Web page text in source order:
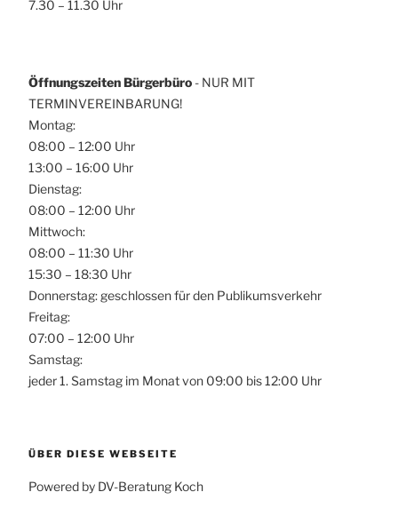
7.30 – 11.30 Uhr
Öffnungszeiten Bürgerbüro - NUR MIT
TERMINVEREINBARUNG!
Montag:
08:00 – 12:00 Uhr
13:00 – 16:00 Uhr
Dienstag:
08:00 – 12:00 Uhr
Mittwoch:
08:00 – 11:30 Uhr
15:30 – 18:30 Uhr
Donnerstag: geschlossen für den Publikumsverkehr
Freitag:
07:00 – 12:00 Uhr
Samstag:
jeder 1. Samstag im Monat von 09:00 bis 12:00 Uhr
ÜBER DIESE WEBSEITE
Powered by DV-Beratung Koch